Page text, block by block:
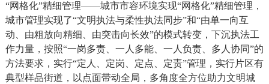
“网格化”精细管理——城市市容环境实现“网格化”精细管理，
城市管理实现了“文明执法与柔性执法同步”和“由单一向互
动、由粗放向精细、由突击向长效”的模式转变，下沉执法工
作力量，按照“一岗多责、一人多能、一人负责、多人协同”的
方法要求，实行“定人、定岗、定点、定责”管理，实行片区有
典型样品街道，以点面带动全局，多角度全方位助力文明城